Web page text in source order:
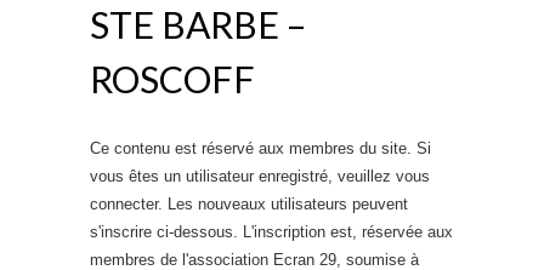
STE BARBE –
ROSCOFF
Ce contenu est réservé aux membres du site. Si
vous êtes un utilisateur enregistré, veuillez vous
connecter. Les nouveaux utilisateurs peuvent
s'inscrire ci-dessous. L'inscription est, réservée aux
membres de l'association Ecran 29, soumise à